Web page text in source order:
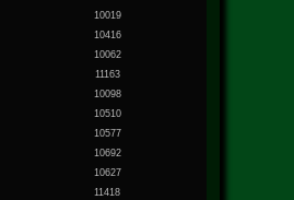
10019
10416
10062
11163
10098
10510
10577
10692
10627
11418